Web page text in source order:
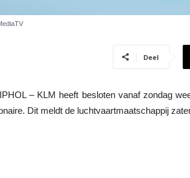
Deel
– KLM heeft besloten vanaf zondag
Dit meldt de luchtvaartmaatschappij